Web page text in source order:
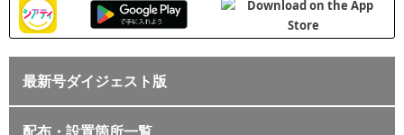
最新号ダイジェスト版